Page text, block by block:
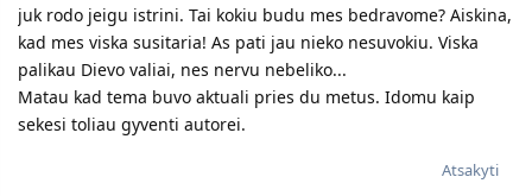
juk rodo jeigu istrini. Tai kokiu budu mes bedravome? Aiskina,
kad mes viska susitaria! As pati jau nieko nesuvokiu. Viska
palikau Dievo valiai, nes nervu nebeliko...
Matau kad tema buvo aktuali pries du metus. Idomu kaip
sekesi toliau gyventi autorei.
Atsakyti